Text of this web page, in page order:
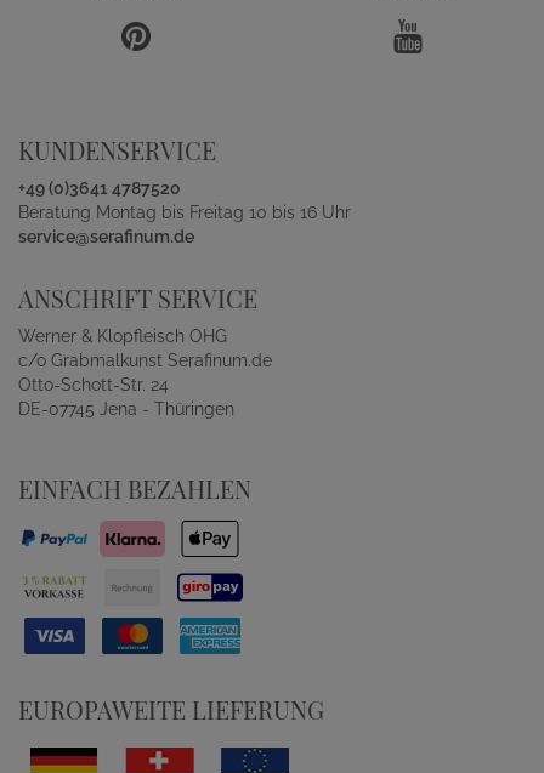
KUNDENSERVICE
+49 (0)3641 4787520
Beratung Montag bis Freitag 10 bis 16 Uhr
service@serafinum.de
ANSCHRIFT SERVICE
Werner & Klopfleisch OHG
c/o Grabmalkunst Serafinum.de
Otto-Schott-Str. 24
DE-07745 Jena - Thüringen
EINFACH BEZAHLEN
EUROPAWEITE LIEFERUNG